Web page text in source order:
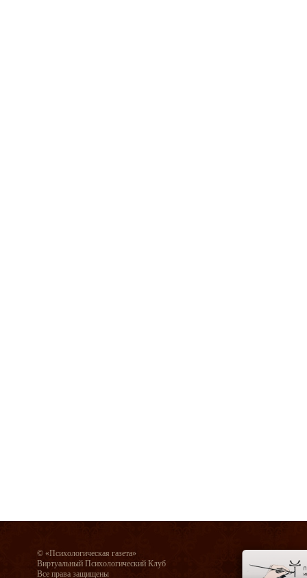
© «Психологическая газета»
Виртуальный Психологический Клуб
Все права защищены